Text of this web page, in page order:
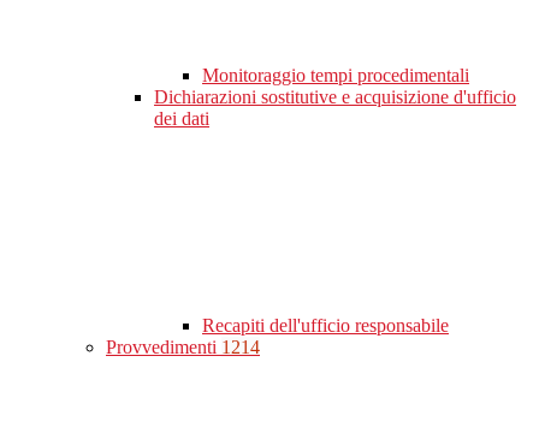
Monitoraggio tempi procedimentali
Dichiarazioni sostitutive e acquisizione d'ufficio
dei dati
Recapiti dell'ufficio responsabile
Provvedimenti 1214